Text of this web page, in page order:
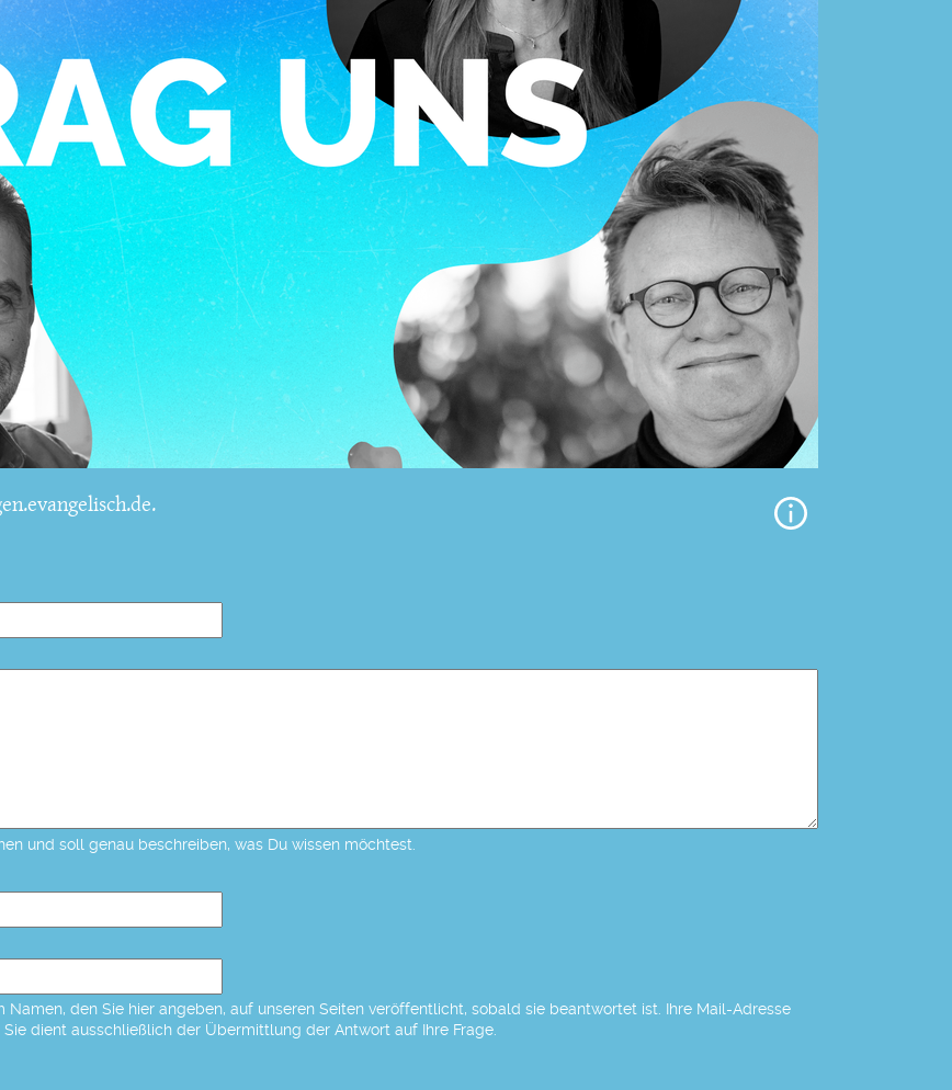
und soll genau beschreiben, was Du wissen möchtest.
den Sie hier angeben, auf unseren Seiten veröffentlicht, sobald sie beantwortet ist. Ihre Mail-Adresse
dient ausschließlich der Übermittlung der Antwort auf Ihre Frage.